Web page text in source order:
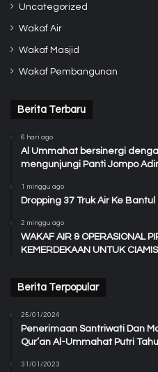
Uncategorized
Wakaf Air
Wakaf Masjid
Wakaf Pembangunan
Berita Terbaru
6 hari ago
Al Ummahat bersinergi
mengunjungi Panti Jompo
1 minggu ago
Dropping 37 Truk Air Ke
2 minggu ago
WAKAF AIR & OPERASIONAL
KEMERDEKAAN UNTUK
Berita Terpopular
25/01/2024
Penerimaan Santriwati Dan
Qur’an Al-Ummahat Putri
31/01/2023